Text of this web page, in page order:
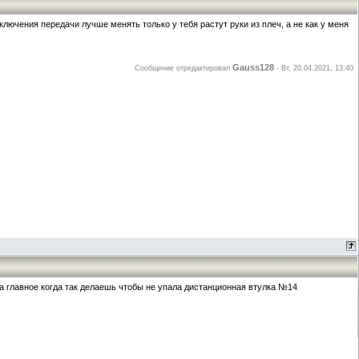
передачи лучше менять только у тебя растут руки из плеч, а не как у меня
Сообщение отредактировал Gauss128 - Вт, 20.04.2021, 13:40
когда так делаешь чтобы не упала дистанционная втулка №14